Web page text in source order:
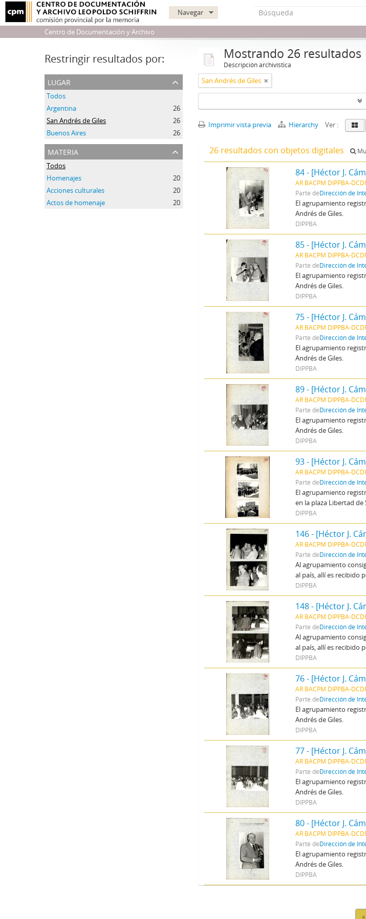
Navegar
Centro de Documentación y Archivo
Restringir resultados por:
lugar
Todos
Argentina
26
San Andrés de Giles
26
Buenos Aires
26
materia
Todos
Homenajes
20
Acciones culturales
20
Actos de homenaje
20
Mostrando 26 resultados
Descripción archivística
San Andrés de Giles
Imprimir vista previa Hierarchy Ver :
26 resultados con objetos digitales
84 - [Héctor J.
AR BACPM DIPPBA-
Parte deDirección de
El agrupamiento
Andrés de Giles.
DIPPBA
85 - [Héctor J.
AR BACPM DIPPBA-
Parte deDirección de
El agrupamiento
Andrés de Giles.
DIPPBA
75 - [Héctor J.
AR BACPM DIPPBA-
Parte deDirección de
El agrupamiento
Andrés de Giles.
DIPPBA
89 - [Héctor J.
AR BACPM DIPPBA-
Parte deDirección de
El agrupamiento
Andrés de Giles.
DIPPBA
93 - [Héctor J.
AR BACPM DIPPBA-
Parte deDirección de
El agrupamiento
en la plaza Libertad de
DIPPBA
146 - [Héctor J.
AR BACPM DIPPBA-
Parte deDirección de
Al agrupamiento
al país, allí es recibido
DIPPBA
148 - [Héctor J.
AR BACPM DIPPBA-
Parte deDirección de
Al agrupamiento
al país, allí es recibido
DIPPBA
76 - [Héctor J.
AR BACPM DIPPBA-
Parte deDirección de
El agrupamiento
Andrés de Giles.
DIPPBA
77 - [Héctor J.
AR BACPM DIPPBA-
Parte deDirección de
El agrupamiento
Andrés de Giles.
DIPPBA
80 - [Héctor J.
AR BACPM DIPPBA-
Parte deDirección de
El agrupamiento
Andrés de Giles.
DIPPBA